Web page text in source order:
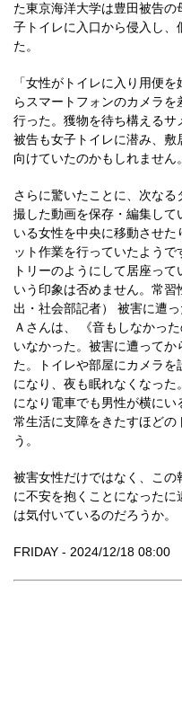
た東京海洋大学は豊田被告
子トイレに入口から侵入し
た。
「女性がトイレに入り用便
らスマートフォンのカメラ
行った。獲物を待ち構えるサ
被告も女子トイレに潜み、敷
向けていたのかもしれません。
さらに驚いたことに、次な
撮した動画を保存・編集し
いる女性を中央に移動させ
ット作業を行っていたよう
トリーのようにして居座っ
いう印象は否めません。常
出・社会部記者） 被害に遭
Ａさんは、 《音もしなかっ
いなかった。被害に遭って
た。トイレや部屋にカメラ
になり、夜も眠れなくなった
になり電車でも男性が横に
常生活に支障をきたすほど
う。
被害女性だけではなく、こ
に不安を抱くことになった
は気付いているのだろうか。
FRIDAY - 2024/12/18 08:00